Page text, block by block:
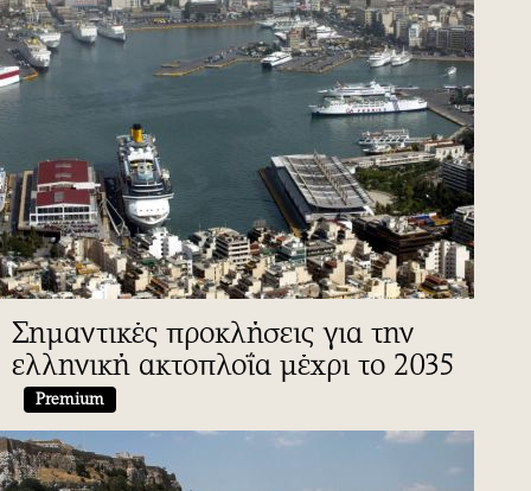
Σημαντικές προκλήσεις για την
ελληνική ακτοπλοΐα μέχρι το 2035
Premium